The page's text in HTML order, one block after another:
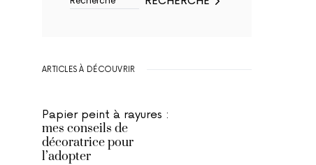
ARTICLES À DÉCOUVRIR
Papier peint à rayures :
mes conseils de
décoratrice pour
l’adopter